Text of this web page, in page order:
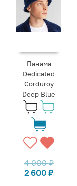
Панама
Dedicated
Corduroy
Deep Blue
4 000₽
2 600₽